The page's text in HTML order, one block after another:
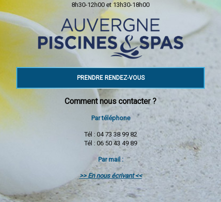
8h30-12h00 et 13h30-18h00
PRENDRE RENDEZ-VOUS
Comment nous contacter ?
Par téléphone
Tél : 04 73 38 99 82
Tél : 06 50 43 49 89
Par mail :
>> En nous écrivant <<